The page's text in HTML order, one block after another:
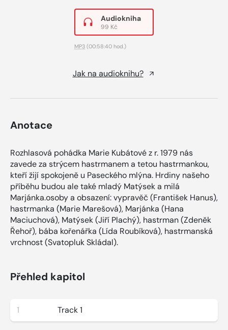
Audiokniha
99 Kč
MP3 (00:58:40 hod.)
Jak na audioknihu?
Anotace
Rozhlasová pohádka Marie Kubátové z r. 1979 nás
zavede za strýcem hastrmanem a tetou hastrmankou,
kteří žijí spokojeně u Paseckého mlýna. Hrdiny našeho
příběhu budou ale také mladý Matýsek a milá
Marjánka.osoby a obsazení: vypravěč (František Hanus),
hastrmanka (Marie Marešová), Marjánka (Hana
Maciuchová), Matýsek (Jiří Plachý), hastrman (Zdeněk
Řehoř), bába kořenářka (Lída Roubíková), hastrmanská
vrchnost (Svatopluk Skládal).
Přehled kapitol
1 Track 1